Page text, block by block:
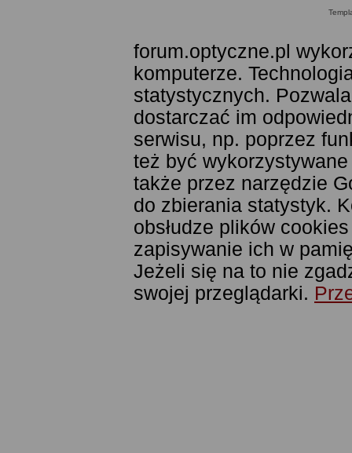
forum.optyczne.pl
komputerze.
statystycznych.
dostarczać im
serwisu, np. poprzez
też być
także przez narzędzie
do zbierania statystyk.
obsłudze plików
zapisywanie ich w
Jeżeli się na to nie
swojej przeglądarki.